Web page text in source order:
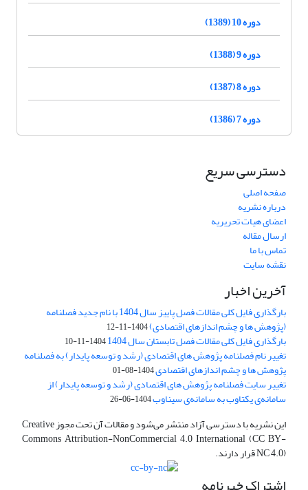
دوره 10 (1389)
دوره 9 (1388)
دوره 8 (1387)
دوره 7 (1386)
دسترسی سریع
صفحه اصلی
درباره نشریه
اعضای هیات تحریریه
ارسال مقاله
تماس با ما
نقشه سایت
آخرین اخبار
بارگذاری فایل کلی مقالات فصل پاییز سال 1404 با نام جدید فصلنامه
(پژوهش ها و چشم اندازهای اقتصادی)1404-11-12
بارگذاری فایل کلی مقالات فصل تابستان سال 1404 1404-11-10
تغییر نام فصلنامه پژوهش های اقتصادی (رشد و توسعه پایدار) به فصلنامه
پژوهش ها و چشم اندازهای اقتصادی1404-08-01
تغییر سایت فصلنامه پژوهش های اقتصادی (رشد و توسعه پایدار) از
سامانه‌ی یکتاوب به سامانه‌ی سیناوب1404-06-26
این نشریه با دسترسی آزاد منتشر می‌شود و مقالات آن تحت مجوز Creative
Commons Attribution-NonCommercial 4.0 International (CC BY-
NC 4.0) قرار دارند.